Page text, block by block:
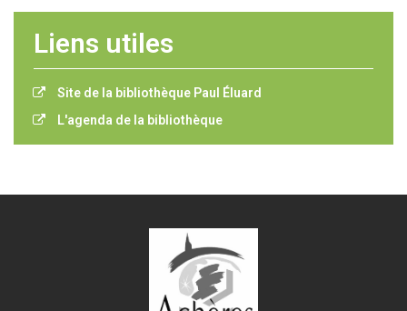
Liens utiles
Site de la bibliothèque Paul Éluard
L'agenda de la bibliothèque